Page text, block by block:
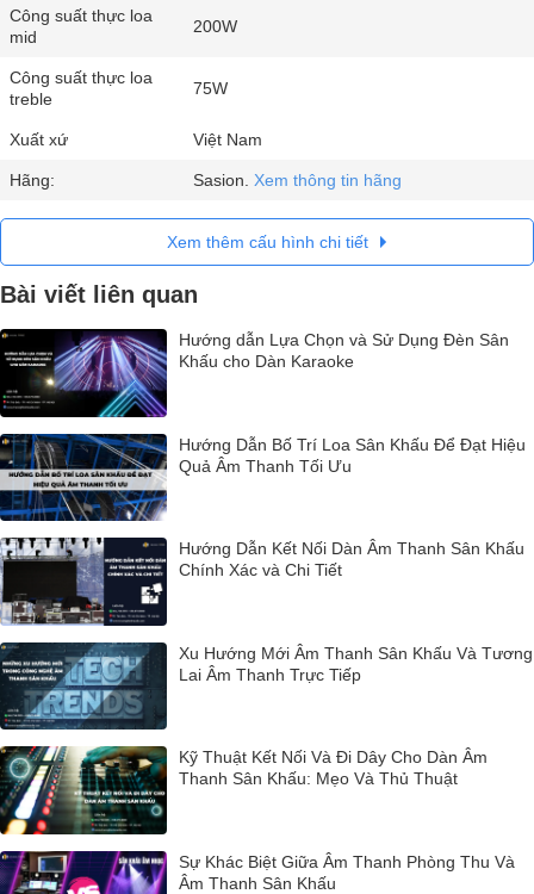
Công suất thực loa
mid
200W
Công suất thực loa
treble
75W
Xuất xứ Việt Nam
Hãng: Sasion. Xem thông tin hãng
Xem thêm cấu hình chi tiết
Bài viết liên quan
Hướng dẫn Lựa Chọn và Sử Dụng Đèn Sân
Khấu cho Dàn Karaoke
Hướng Dẫn Bố Trí Loa Sân Khấu Để Đạt Hiệu
Quả Âm Thanh Tối Ưu
Hướng Dẫn Kết Nối Dàn Âm Thanh Sân Khấu
Chính Xác và Chi Tiết
Xu Hướng Mới Âm Thanh Sân Khấu Và Tương
Lai Âm Thanh Trực Tiếp
Kỹ Thuật Kết Nối Và Đi Dây Cho Dàn Âm
Thanh Sân Khấu: Mẹo Và Thủ Thuật
Sự Khác Biệt Giữa Âm Thanh Phòng Thu Và
Âm Thanh Sân Khấu